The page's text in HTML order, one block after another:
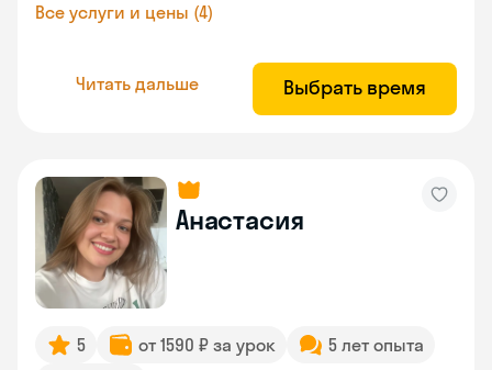
Все услуги и цены (4)
Читать дальше Выбрать время
Анастасия
5 от 1590 ₽ за урок
5 лет опыта